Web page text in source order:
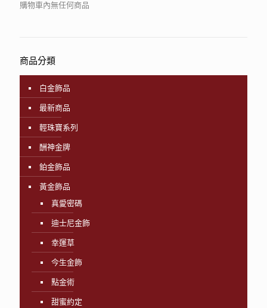
購物車內無任何商品
商品分類
白金飾品
最新商品
輕珠寶系列
酬神金牌
鉑金飾品
黃金飾品
真愛密碼
迪士尼金飾
幸運草
今生金飾
點金術
甜蜜約定